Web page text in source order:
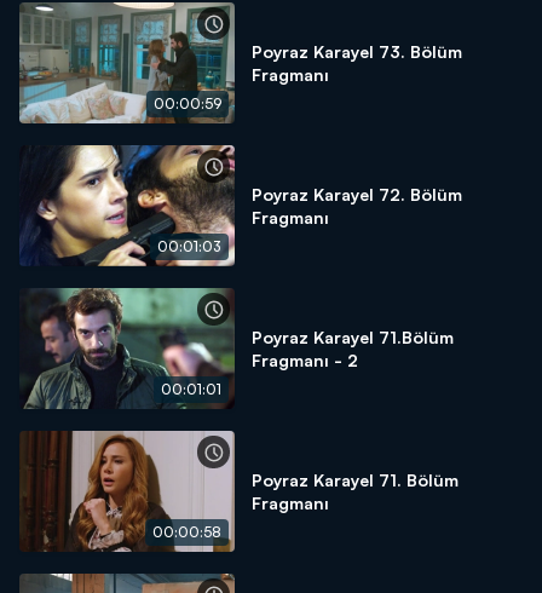
00:00:59
Poyraz Karayel 73. Bölüm
Fragmanı
00:01:03
Poyraz Karayel 72. Bölüm
Fragmanı
00:01:01
Poyraz Karayel 71.Bölüm
Fragmanı - 2
00:00:58
Poyraz Karayel 71. Bölüm
Fragmanı